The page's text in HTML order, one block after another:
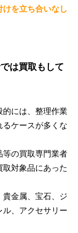
けを立ち合いなし
は買取もして
には、整理作業
ケースが多くな
等の買取専門業者
対象品にあった
金属、宝石、ジ
、アクセサリー